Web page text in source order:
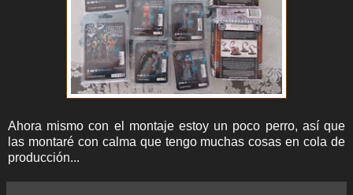
Ahora mismo con el montaje estoy un poco perro, así que
las montaré con calma que tengo muchas cosas en cola de
producción...